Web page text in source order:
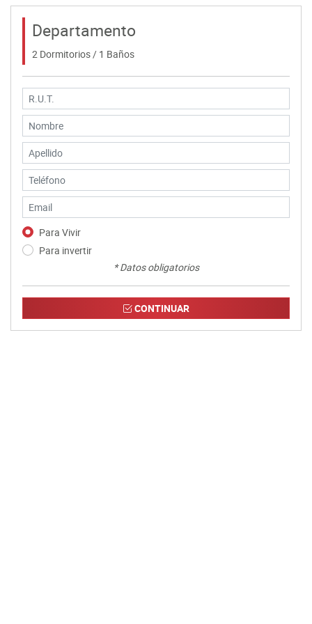
Departamento
2 Dormitorios / 1 Baños
Para Vivir
Para invertir
* Datos obligatorios
CONTINUAR